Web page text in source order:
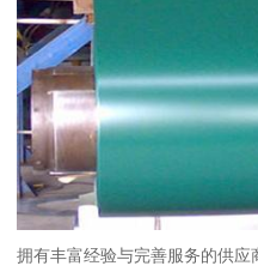
拥有丰富经验与完善服务的供应